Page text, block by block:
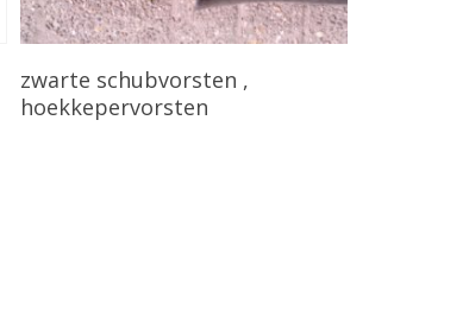
Bekijk Product
zwarte schubvorsten ,
hoekkepervorsten